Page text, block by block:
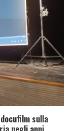
sulla